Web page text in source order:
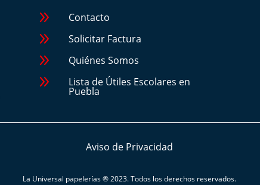
9 Contacto
9 Solicitar Factura
9 Quiénes Somos
9 Lista de Útiles Escolares en
Puebla
Aviso de Privacidad
La Universal papelerías® 2023. Todos los derechos reservados.